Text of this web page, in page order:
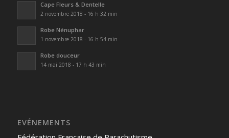
Cape Fleurs & Dentelle
2 novembre 2018 - 16 h 32 min
Robe Nénuphar
1 novembre 2018 - 16 h 54 min
Robe douceur
14 mai 2018 - 17 h 43 min
EVÉNEMENTS